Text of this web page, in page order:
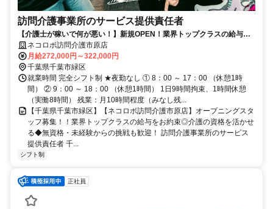
訪問介護事業所のサービス提供責任者
【介護士が稼いで何が悪い！】新規OPEN！業界トップクラスの給与を
お約束◎介護の資格を活かせる◆未経験でも挑戦可！
ネコロボ訪問介護市原店
月給272,000円～322,000円
千葉県千葉市緑区
就業時間 完全シフト制 ★夜勤なし ① 8：00 ～ 17：00 （休憩1時
間） ② 9：00 ～ 18：00 （休憩1時間） 1日9時間拘束、1時間休憩
（実働8時間） 残業：月10時間程度（みなし残...
【千葉県千葉市緑区】【ネコロボ訪問介護市原店】オープニングスタ
ッフ募集！！業界トップクラスの給与をお約束◎介護の資格を活かせ
る◆無資格・未経験からの挑戦も歓迎！ 訪問介護事業所のサービス
提供責任者 千...
シフト制
正社員